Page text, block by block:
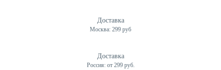
Доставка
Москва: 299 руб
Доставка
Россия: от 299 руб.